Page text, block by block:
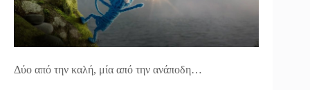
Δύο από την καλή, μία από την ανάποδη…